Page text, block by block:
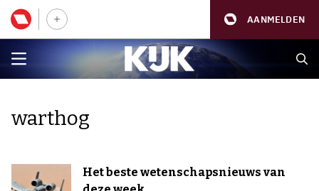
AANMELDEN
warthog
Het beste wetenschapsnieuws van